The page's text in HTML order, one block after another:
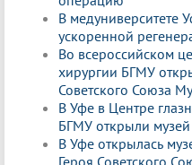
В медуниверситете
ускоренной
Во всероссийском
хирургии БГМУ
Советского Союза
В Уфе в Центре
БГМУ открыли
В Уфе открылась
Героя Советского